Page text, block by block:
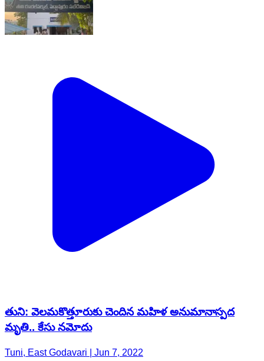
తుని: వెలమకొత్తూరుకు చెందిన మహిళ అనుమానాస్పద
మృతి.. కేసు నమోదు
Tuni, East Godavari | Jun 7, 2022